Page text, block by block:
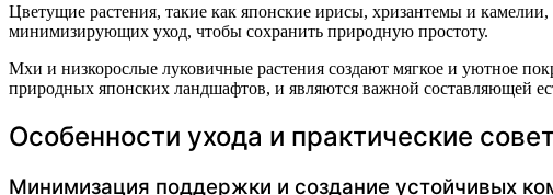
Цветущие растения, такие как японские ирисы, хризантемы и
минимизирующих уход, чтобы сохранить природную простоту.
Мхи и низкорослые луковичные растения создают мягкое и уютное
природных японских ландшафтов, и являются важной составляющей
Особенности ухода и практические
Минимизация поддержки и создание устойчивых